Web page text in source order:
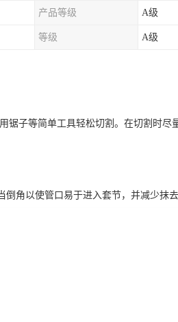
产品等级 A级
等级 A级
子等简单工具轻松切割。在切割时尽
角以使管口易于进入套节，并减少抹